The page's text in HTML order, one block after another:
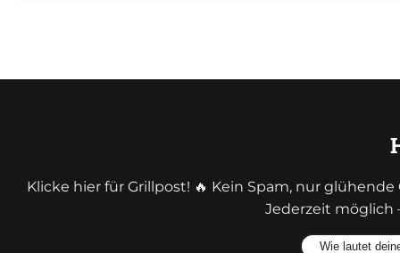
Klicke hier für Grillpost! 🔥 Kein Spam, nur
Jederzeit möglich